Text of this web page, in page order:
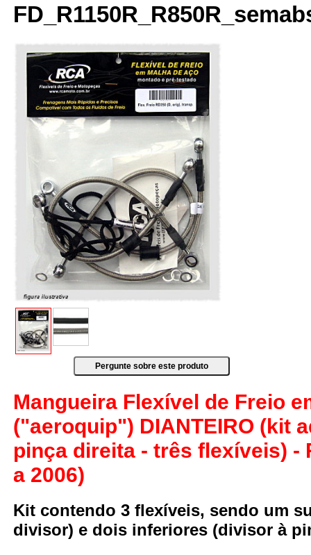
Mangueira Flexível de Freio
("aeroquip") DIANTEIRO (kit
pinça direita - três flexíveis) -
a 2006)
Kit contendo 3 flexíveis, sendo um
divisor) e dois inferiores (divisor à